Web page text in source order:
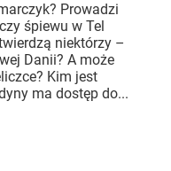
Prowadzi
śpiewu w Tel
niektórzy –
Danii? A może
Kim jest
ma dostęp do...